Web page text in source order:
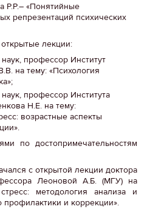
Р.Р.– «Понятийные
репрезентаций психических
лекции:
профессор Институт
на тему: «Психология
профессор Института
Н.Е. на тему:
возрастные аспекты
по достопримечательностям
с открытой лекции доктора
Леоновой А.Б. (МГУ) на
методология анализа и
профилактики и коррекции».